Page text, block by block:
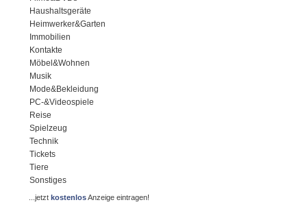
Haushaltsgeräte
Heimwerker&Garten
Immobilien
Kontakte
Möbel&Wohnen
Musik
Mode&Bekleidung
PC-&Videospiele
Reise
Spielzeug
Technik
Tickets
Tiere
Sonstiges
...jetztkostenlosAnzeige eintragen!